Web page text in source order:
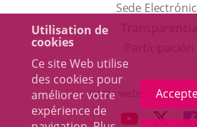
Utilisation de
cookies
Ce site Web utilise
des cookies pour
améliorer votre
expérience de
Sede
Otras webs del
ENLACE